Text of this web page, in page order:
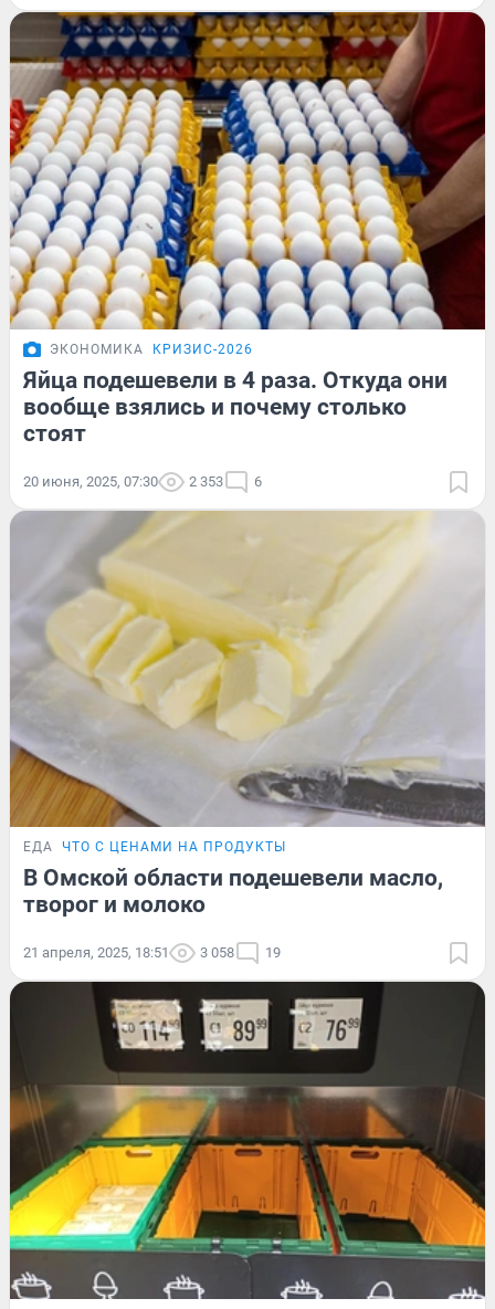
ЭКОНОМИКА КРИЗИС-2026
Яйца подешевели в 4 раза. Откуда они
вообще взялись и почему столько
стоят
20 июня, 2025, 07:30 2 353 6
ЕДА ЧТО С ЦЕНАМИ НА ПРОДУКТЫ
В Омской области подешевели масло,
творог и молоко
21 апреля, 2025, 18:51 3 058 19